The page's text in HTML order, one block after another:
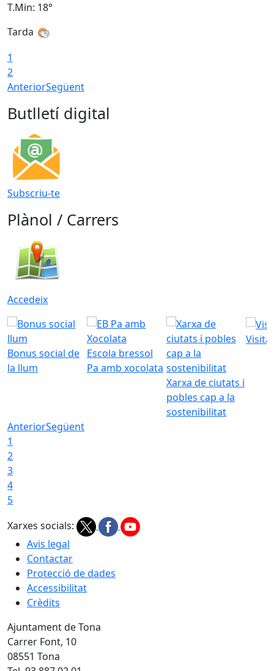
T.Min: 18°
Tarda
1
2
AnteriorSegüent
Butlletí digital
Subscriu-te
Plànol / Carrers
Accedeix
Bonus social de
la llum
Escola bressol
Pa amb xocolata
Xarxa de ciutats i
pobles cap a la
sostenibilitat
Visita
AnteriorSegüent
1
2
3
4
5
Xarxes socials:
Avis legal
Contactar
Protecció de dades
Accessibilitat
Crèdits
Ajuntament de Tona
Carrer Font, 10
08551 Tona